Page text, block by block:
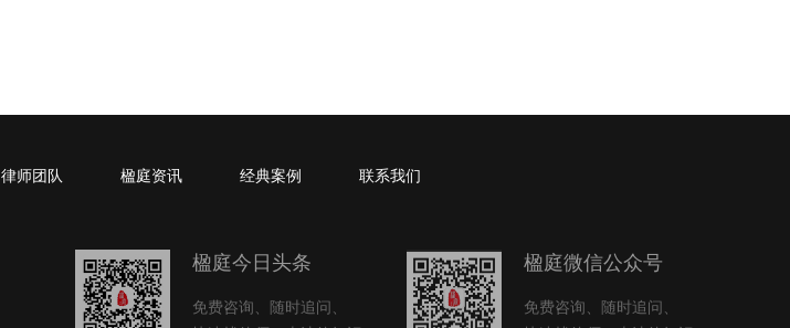
律师团队 楹庭资讯 经典案例 联系我们
楹庭今日头条
免费咨询、随时追问、
楹庭微信公众号
免费咨询、随时追问、